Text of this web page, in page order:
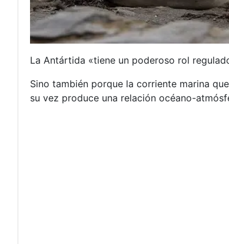
La Antártida «tiene un poderoso rol
Sino también porque la corriente marina
su vez produce una relación océano-